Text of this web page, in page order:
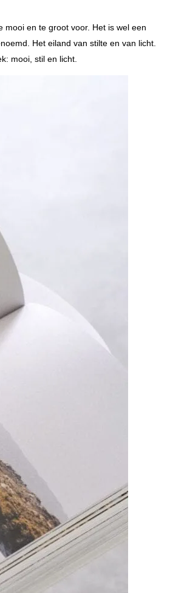
mooi en te groot voor. Het is wel een
Het eiland van stilte en van licht.
mooi, stil en licht.